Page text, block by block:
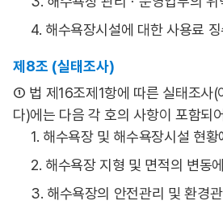
4. 해수욕장시설에 대한 사용료
제8조 (실태조사)
① 법 제16조제1항에 따른 실태조사(
다)에는 다음 각 호의 사항이 포함되
1. 해수욕장 및 해수욕장시설 현
2. 해수욕장 지형 및 면적의 변동
3. 해수욕장의 안전관리 및 환경